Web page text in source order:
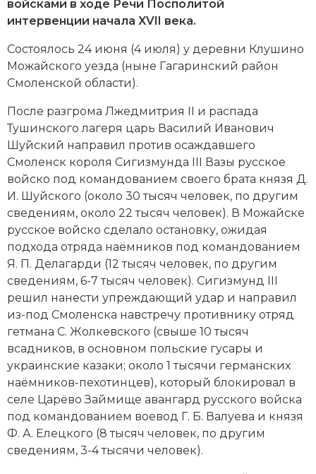
Генеалогия, геральдика
Европа
Историческая география и топонимика
История материальной и духовной культуры
История международных отношений
История, философия, теория и методология
исторического знания
Итория международных отношений
Латинская Америка
Новая история
Новейшая история
Нумизматика
Образование
Общественные объединения и организации
войсками в ходе Речи Посполитой
интервенции начала XVII века.
Со­стоя­лось 24 ию­ня (4 ию­ля) у деревни Клу­ши­но
Мо­жай­ско­го уезда (ны­не Га­га­рин­ский район
Смо­лен­ской области).
После разгрома Лжедмитрия II и распада
Тушинского лагеря царь Василий Иванович
Шуйский направил против осаждавшего
Смоленск короля Сигизмунда III Вазы русское
войско под командованием своего брата князя Д.
И. Шуйского (около 30 тысяч человек, по другим
сведениям, около 22 тысяч человек). В Можайске
русское войско сделало остановку, ожидая
подхода отряда наёмников под командованием
Я. П. Делагарди (12 тысяч человек, по другим
сведениям, 6-7 тысяч человек). Сигизмунд III
решил нанести упреждающий удар и направил
из-под Смоленска навстречу противнику отряд
гетмана С. Жол­кев­ско­го (свыше 10 тысяч
всадников, в основном польские гусары и
украинские казаки; около 1 тысячи германских
наёмников-пехотинцев), который блокировал в
селе Царёво Займище авангард русского войска
под командованием воевод Г. Б. Валуева и князя
Ф. А. Елецкого (8 тысяч человек, по другим
сведениям, 3-4 тысячи человек).